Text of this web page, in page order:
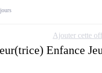
Enfance
Ajouter cette